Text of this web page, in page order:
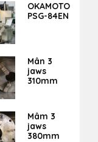
OKAMOTO
PSG-84EN
Mân 3
jaws
310mm
Mâm 3
jaws
380mm